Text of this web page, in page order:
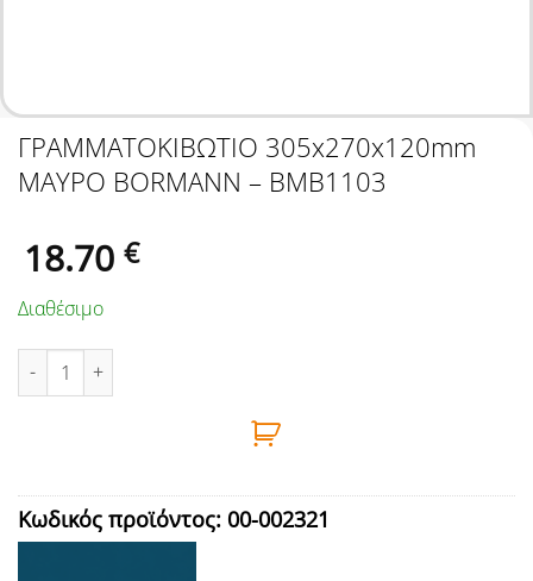
ΓΡΑΜΜΑΤΟΚΙΒΩΤΙΟ 305x270x120mm
ΜΑΥΡΟ BORMANN – BMB1103
18.70 €
Διαθέσιμο
ΓΡΑΜΜΑΤΟΚΙΒΩΤΙΟ 305x270x120mm ΜΑΥΡΟ BORMANN -
Κωδικός προϊόντος: 00-002321